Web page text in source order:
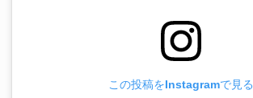
この投稿をInstagramで見る